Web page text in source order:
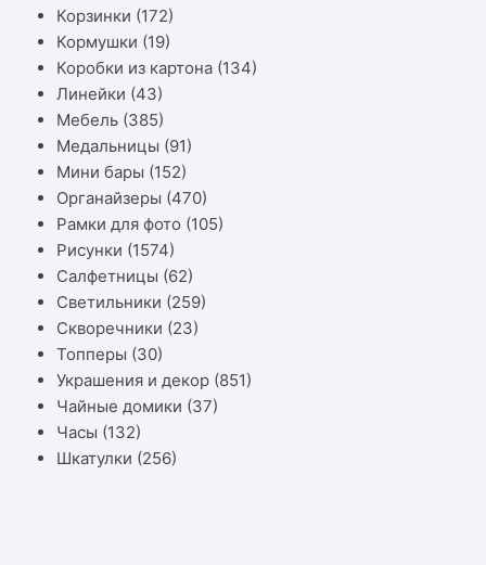
Корзинки (172)
Кормушки (19)
Коробки из картона (134)
Линейки (43)
Мебель (385)
Медальницы (91)
Мини бары (152)
Органайзеры (470)
Рамки для фото (105)
Рисунки (1574)
Салфетницы (62)
Светильники (259)
Скворечники (23)
Топперы (30)
Украшения и декор (851)
Чайные домики (37)
Часы (132)
Шкатулки (256)